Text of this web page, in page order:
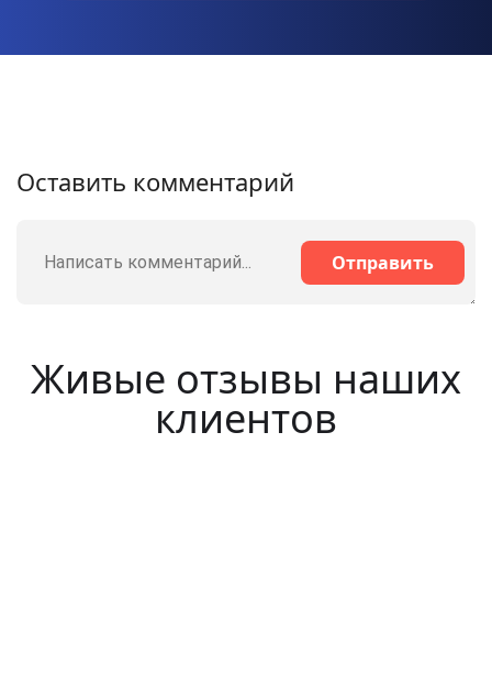
Оставить комментарий
Отправить
Живые отзывы наших
клиентов